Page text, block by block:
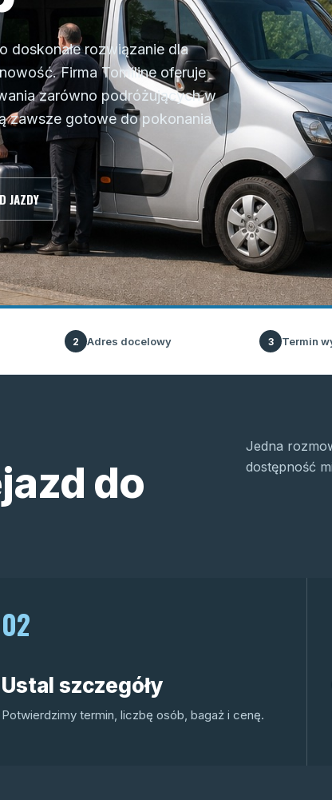
doskonałe rozwiązanie dla
Firma Tomiline oferuje
zarówno podróżujących w
zawsze gotowe do pokonania
JAZDY
2 Adres docelowy 3 Termin
do
Jedna
dostępność
02
Ustal szczegóły
Potwierdzimy termin, liczbę osób, bagaż i cenę.